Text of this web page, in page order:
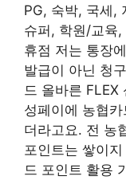
PG, 숙박, 국세,
슈퍼, 학원/교육
휴점 저는 통장
발급이 아닌 청
드 올바른
성페이에 농협
더라고요. 전 농
포인트는 쌓이
드 포인트 활용